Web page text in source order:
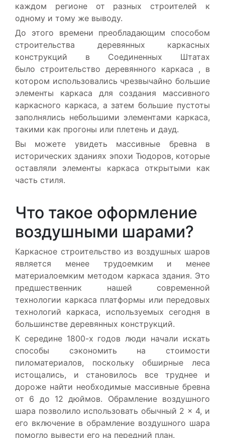
каждом регионе от разных строителей к
одному и тому же выводу.
До этого времени преобладающим способом
строительства деревянных каркасных
конструкций в Соединенных Штатах
было строительство деревянного каркаса , в
котором использовались чрезвычайно большие
элементы каркаса для создания массивного
каркасного каркаса, а затем большие пустоты
заполнялись небольшими элементами каркаса,
такими как прогоны или плетень и дауд.
Вы можете увидеть массивные бревна в
исторических зданиях эпохи Тюдоров, которые
оставляли элементы каркаса открытыми как
часть стиля.
Что такое оформление
воздушными шарами?
Каркасное строительство из воздушных шаров
является менее трудоемким и менее
материалоемким методом каркаса здания. Это
предшественник нашей современной
технологии каркаса платформы или передовых
технологий каркаса, используемых сегодня в
большинстве деревянных конструкций.
К середине 1800-х годов люди начали искать
способы сэкономить на стоимости
пиломатериалов, поскольку обширные леса
истощались, и становилось все труднее и
дороже найти необходимые массивные бревна
от 6 до 12 дюймов. Обрамление воздушного
шара позволило использовать обычный 2 × 4, и
его включение в обрамление воздушного шара
помогло вывести его на передний план.